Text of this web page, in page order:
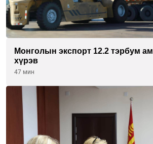
Монголын экспорт 12.2 тэрбум
хүрэв
47 мин